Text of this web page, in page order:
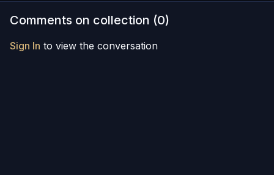
Comments on collection (0)
Sign In to view the conversation